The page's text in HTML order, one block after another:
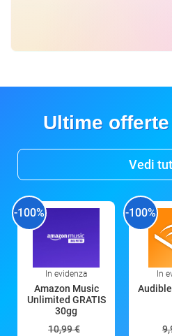
Ultime
Vedi
-100%
In evidenza
Amazon Music
Unlimited GRATIS
30gg
10,99 €
-100%
In